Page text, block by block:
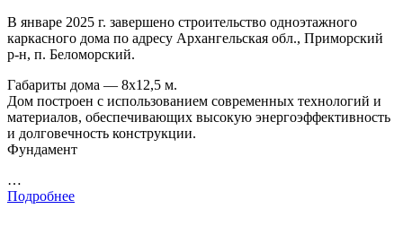
В январе 2025 г. завершено строительство одноэтажного
каркасного дома по адресу Архангельская обл., Приморский
р-н, п. Беломорский.
Габариты дома — 8х12,5 м.
Дом построен с использованием современных технологий и
материалов, обеспечивающих высокую энергоэффективность
и долговечность конструкции.
Фундамент
…
Подробнее